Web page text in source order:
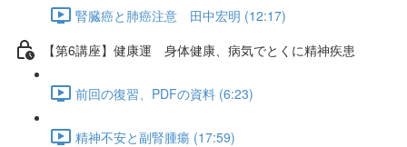
腎臓癌と肺癌注意 田中宏明 (12:17)
【第6講座】健康運 身体健康、病気でとくに精神疾患
前回の復習、PDFの資料 (6:23)
精神不安と副腎腫瘍 (17:59)